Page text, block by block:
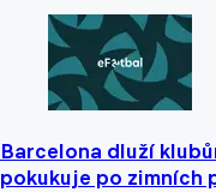
Barcelona dluží
pokukuje po zimních